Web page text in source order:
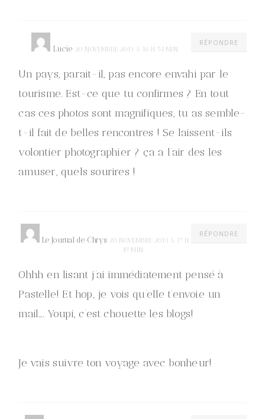
RÉPONDRE
Lucie 20 NOVEMBRE 2013 À 16 H 54 MIN
Un pays, parait-il, pas encore envahi par le
tourisme. Est-ce que tu confirmes ? En tout
cas ces photos sont magnifiques, tu as semble-
t-il fait de belles rencontres ! Se laissent-ils
volontier photographier ? ça a l’air des les
amuser, quels sourires !
RÉPONDRE
Le Journal de Chrys 20 NOVEMBRE 2013 À 17 H
49 MIN
Ohhh en lisant j’ai immédiatement pensé à
Pastelle! Et hop, je vois qu’elle t’envoie un
mail…. Youpi, c’est chouette les blogs!
Je vais suivre ton voyage avec bonheur!